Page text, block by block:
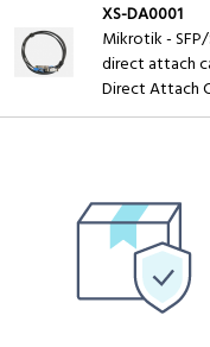
XS-DA0001
Mikrotik - SFP/
direct attach
Direct Attach